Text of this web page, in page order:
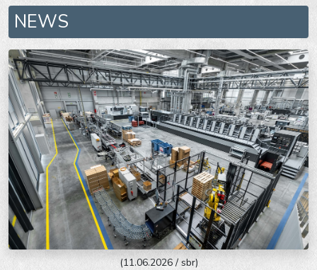
NEWS
(11.06.2026 / sbr)